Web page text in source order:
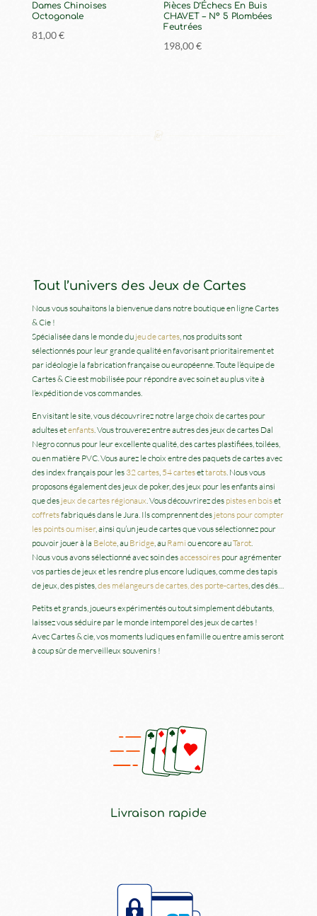
Dames Chinoises
Octogonale
81,00€
Pièces D’Échecs En Buis
CHAVET – N° 5 Plombées
Feutrées
198,00€
Tout l’univers des Jeux de Cartes
Nous vous souhaitons la bienvenue dans notre boutique en ligne Cartes
& Cie !
Spécialisée dans le monde du jeu de cartes, nos produits sont
sélectionnés pour leur grande qualité en favorisant prioritairement et
par idéologie la fabrication française ou européenne. Toute l’équipe de
Cartes & Cie est mobilisée pour répondre avec soin et au plus vite à
l’expédition de vos commandes.
En visitant le site, vous découvrirez notre large choix de cartes pour
adultes etenfants. Vous trouverez entre autres des jeux de cartes Dal
Negro connus pour leur excellente qualité, des cartes plastifiées, toilées,
ou en matière PVC. Vous aurez le choix entre des paquets de cartes avec
des index français pour les 32 cartes, 54 cartesettarots. Nous vous
proposons également des jeux de poker, des jeux pour les enfants ainsi
que des jeux de cartes régionaux. Vous découvrirez des pistes en boiset
coffretsfabriqués dans le Jura. Ils comprennent des jetons pour compter
les points ou miser, ainsi qu’un jeu de cartes que vous sélectionnez pour
pouvoir jouer à la Belote, au Bridge, au Rami ou encore auTarot.
Nous vous avons sélectionné avec soin desaccessoirespour agrémenter
vos parties de jeux et les rendre plus encore ludiques, comme des tapis
de jeux, des pistes,des mélangeurs de cartes, des porte-cartes, des dés…
Petits et grands, joueurs expérimentés ou tout simplement débutants,
laissez vous séduire par le monde intemporel des jeux de cartes !
Avec Cartes & cie, vos moments ludiques en famille ou entre amis seront
à coup sûr de merveilleux souvenirs !
Livraison rapide